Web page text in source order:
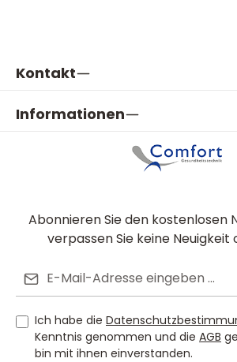
Kontakt
Informationen
Abonnieren Sie den kostenlosen
verpassen Sie keine Neuigkeit
E-Mail-Adresse*
Ich habe die
Kenntnis genommen und die AGB
bin mit ihnen einverstanden.